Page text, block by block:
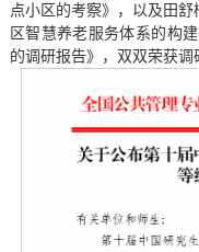
点小区的考察》，以及田舒
区智慧养老服务体系的构
的调研报告》，双双荣获调